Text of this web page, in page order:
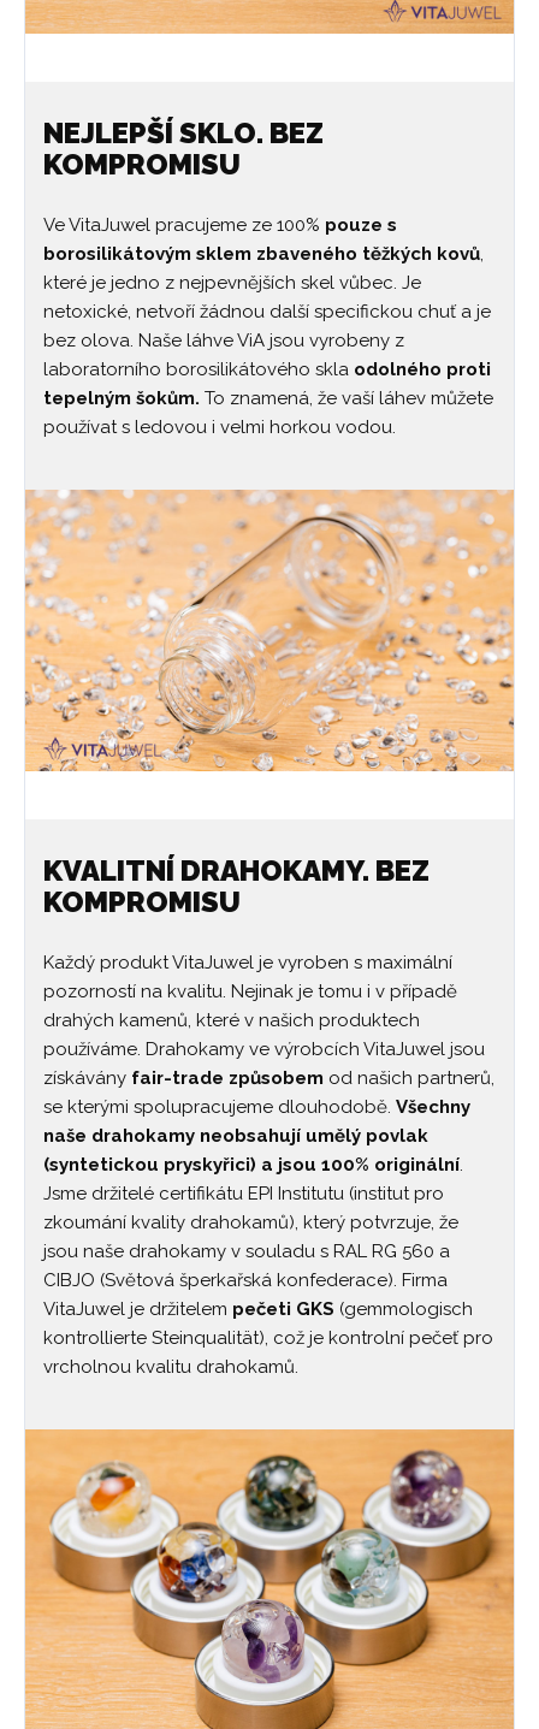
NEJLEPŠÍ SKLO. BEZ
KOMPROMISU
Ve VitaJuwel pracujeme ze 100% pouze s
borosilikátovým sklem zbaveného těžkých kovů,
které je jedno z nejpevnějších skel vůbec. Je
netoxické, netvoří žádnou další specifickou chuť a je
bez olova. Naše láhve ViA jsou vyrobeny z
laboratorního borosilikátového skla odolného proti
tepelným šokům. To znamená, že vaší láhev můžete
používat s ledovou i velmi horkou vodou.
KVALITNÍ DRAHOKAMY. BEZ
KOMPROMISU
Každý produkt VitaJuwel je vyroben s maximální
pozorností na kvalitu. Nejinak je tomu i v případě
drahých kamenů, které v našich produktech
používáme. Drahokamy ve výrobcích VitaJuwel jsou
získávány fair-trade způsobem od našich partnerů,
se kterými spolupracujeme dlouhodobě. Všechny
naše drahokamy neobsahují umělý povlak
(syntetickou pryskyřici) a jsou 100% originální.
Jsme držitelé certifikátu EPI Institutu (institut pro
zkoumání kvality drahokamů), který potvrzuje, že
jsou naše drahokamy v souladu s RAL RG 560 a
CIBJO (Světová šperkařská konfederace). Firma
VitaJuwel je držitelem pečeti GKS (gemmologisch
kontrollierte Steinqualität), což je kontrolní pečeť pro
vrcholnou kvalitu drahokamů.